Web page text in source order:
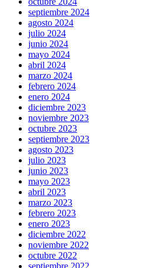
septiembre 2024
agosto 2024
julio 2024
junio 2024
mayo 2024
abril 2024
marzo 2024
febrero 2024
enero 2024
diciembre 2023
noviembre 2023
octubre 2023
septiembre 2023
agosto 2023
julio 2023
junio 2023
mayo 2023
abril 2023
marzo 2023
febrero 2023
enero 2023
diciembre 2022
noviembre 2022
octubre 2022